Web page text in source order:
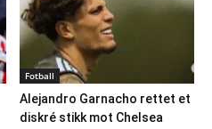
Fotball
Alejandro Garnacho rettet et
diskré stikk mot Chelsea